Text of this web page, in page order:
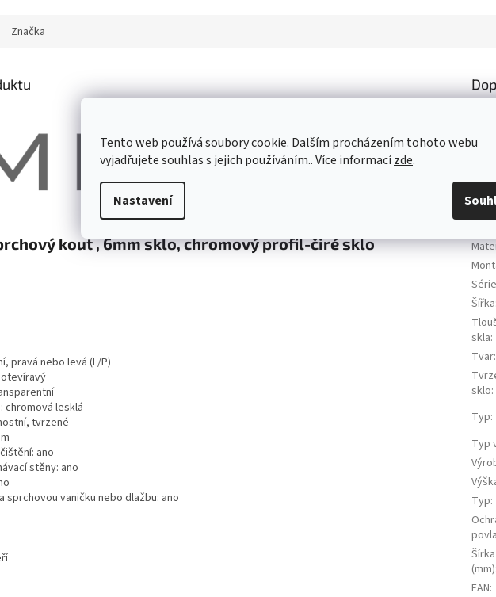
Tento web používá soubory cookie. Dalším procházením tohoto webu
vyjadřujete souhlas s jejich používáním.. Více informacízde.
Nastavení
Značka
kout , 6mm sklo, chromový profil-čiré sklo
pravá nebo levá (L/P)
chromová lesklá
tvrzené
ano
stěny: ano
sprchovou vaničku nebo dlažbu: ano
EAN
Série
Šířka
skla:
Tvar:
sklo:
Typ:
Typ
Typ:
(mm)
EAN: